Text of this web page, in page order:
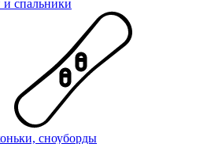
и спальники
сноуборды